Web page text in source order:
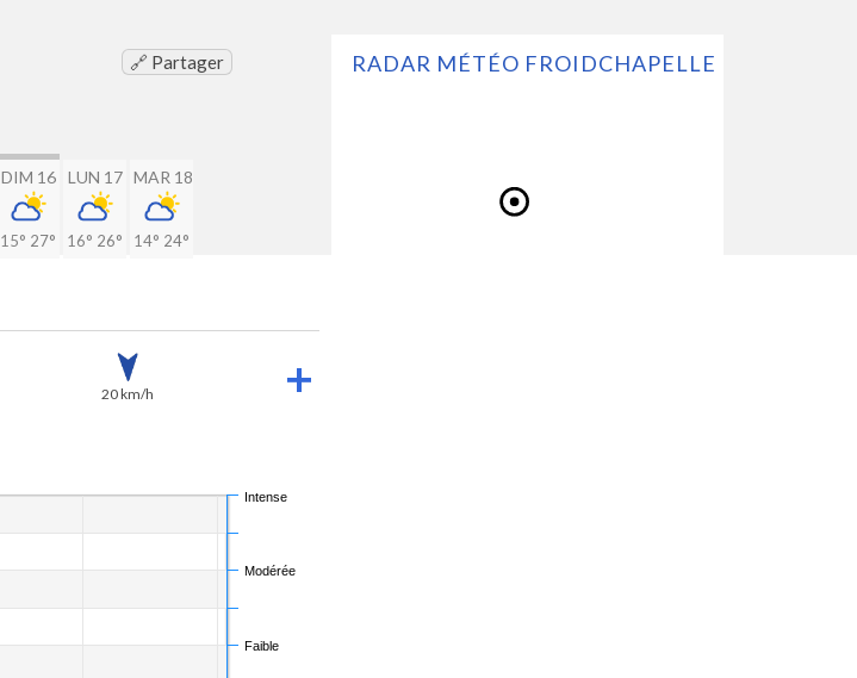
🔗 Partager
DIM 16
15° 27°
LUN 17
16° 26°
MAR 18
14° 24°
20 km/h
Faible
Modérée
Intense
RADAR MÉTÉO FROIDCHAPELLE